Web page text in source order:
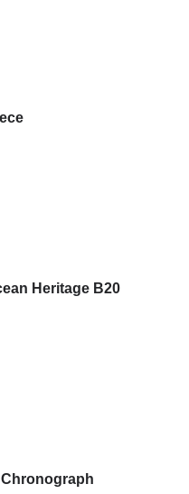
Heritage B20